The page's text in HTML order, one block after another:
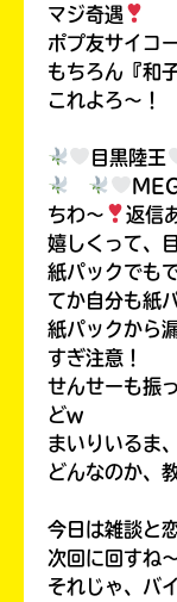
マジ奇遇
ポプ友サイコ
もちろん『和
これよろ〜！
目黒陸王
ちわ〜
返信
嬉しくって、
紙パックでも
てか自分も紙
紙パックから
すぎ注意！
せんせーも振
どw
まいりいるま
どんなのか、
今日は雑談と
次回に回すね
それじゃ、バ